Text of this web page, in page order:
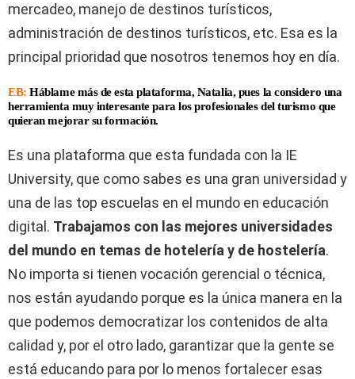
mercadeo, manejo de destinos turísticos,
administración de destinos turísticos, etc. Esa es la
principal prioridad que nosotros tenemos hoy en día.
EB: Háblame más de esta plataforma, Natalia, pues la considero una
herramienta muy interesante para los profesionales del turismo que
quieran mejorar su formación.
Es una plataforma que esta fundada con la IE
University, que como sabes es una gran universidad y
una de las top escuelas en el mundo en educación
digital. Trabajamos con las mejores universidades
del mundo en temas de hotelería y de hostelería.
No importa si tienen vocación gerencial o técnica,
nos están ayudando porque es la única manera en la
que podemos democratizar los contenidos de alta
calidad y, por el otro lado, garantizar que la gente se
está educando para por lo menos fortalecer esas